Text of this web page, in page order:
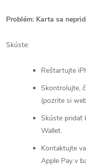
Problém: Karta sa
Skúste:
Reštartujte
Skontrolujte,
(pozrite si
Skúste pridať
Wallet.
Kontaktujte
Apple Pay v